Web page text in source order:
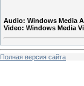
Audio: Windows Media
Video: Windows Media
Полная версия сайта